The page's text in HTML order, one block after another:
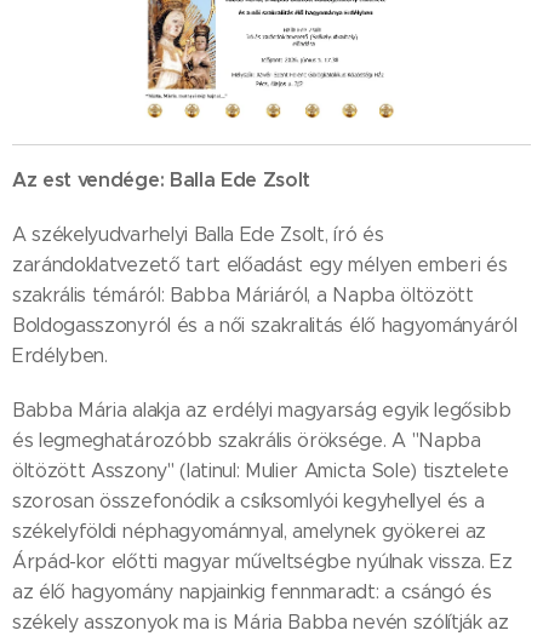
Az est vendége: Balla Ede Zsolt
A székelyudvarhelyi Balla Ede Zsolt, író és
zarándoklatvezető tart előadást egy mélyen emberi és
szakrális témáról: Babba Máriáról, a Napba öltözött
Boldogasszonyról és a női szakralitás élő hagyományáról
Erdélyben.
Babba Mária alakja az erdélyi magyarság egyik legősibb
és legmeghatározóbb szakrális öröksége. A "Napba
öltözött Asszony" (latinul: Mulier Amicta Sole) tisztelete
szorosan összefonódik a csíksomlyói kegyhellyel és a
székelyföldi néphagyománnyal, amelynek gyökerei az
Árpád-kor előtti magyar műveltségbe nyúlnak vissza. Ez
az élő hagyomány napjainkig fennmaradt: a csángó és
székely asszonyok ma is Mária Babba nevén szólítják az